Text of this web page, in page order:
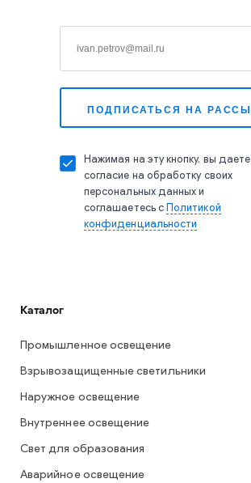
Нажимая на эту кнопку, вы даете
согласие на обработку своих
персональных данных и
соглашаетесь с Политикой
конфиденциальности
Каталог
Промышленное освещение
Взрывозащищенные светильники
Наружное освещение
Внутреннее освещение
Свет для образования
Аварийное освещение